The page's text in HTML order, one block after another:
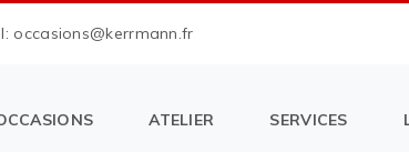
occasions@kerrmann.fr
ATELIER SERVICES